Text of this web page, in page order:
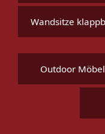
Wandsitze
Outdoor Möbel